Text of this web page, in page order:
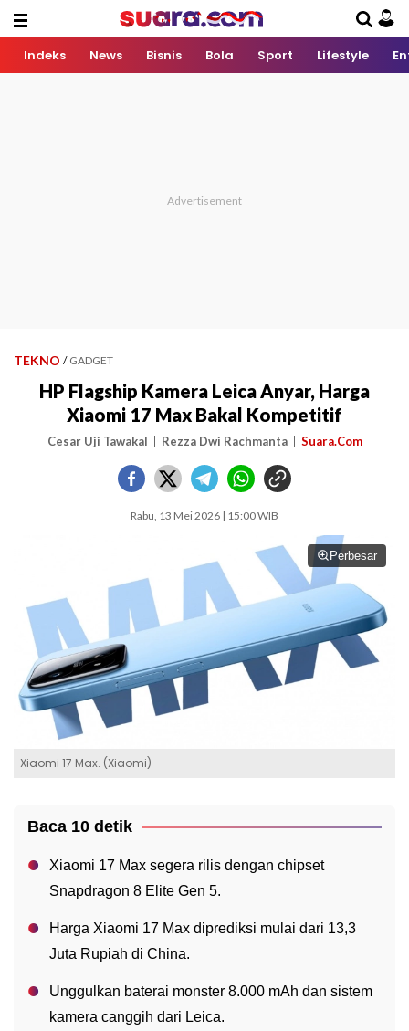
Indeks News Bisnis Bola Sport Lifestyle
TEKNO / GADGET
HP Flagship Kamera Leica Anyar, Harga
Xiaomi 17 Max Bakal Kompetitif
Cesar Uji Tawakal Rezza Dwi Rachmanta Suara.Com
Rabu, 13 Mei 2026 | 15:00 WIB
Perbesar
Xiaomi 17 Max. (Xiaomi)
Baca 10 detik
Xiaomi 17 Max segera rilis dengan chipset
Snapdragon 8 Elite Gen 5.
Harga Xiaomi 17 Max diprediksi mulai dari 13,3
Juta Rupiah di China.
Unggulkan baterai monster 8.000 mAh dan sistem
kamera canggih dari Leica.